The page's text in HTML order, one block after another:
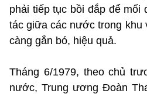
phải tiếp tục bồi đắp để mối
tác giữa các nước trong
càng gắn bó, hiệu quả.
Tháng 6/1979, theo chủ
nước, Trung ương Đoàn